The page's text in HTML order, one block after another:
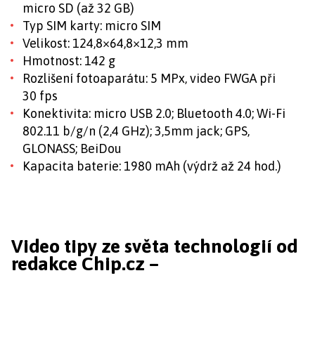
micro SD (až 32 GB)
Typ SIM karty: micro SIM
Velikost: 124,8×64,8×12,3 mm
Hmotnost: 142 g
Rozlišení fotoaparátu: 5 MPx, video FWGA při
30 fps
Konektivita: micro USB 2.0; Bluetooth 4.0; Wi-Fi
802.11 b/g/n (2,4 GHz); 3,5mm jack; GPS,
GLONASS; BeiDou
Kapacita baterie: 1980 mAh (výdrž až 24 hod.)
Video tipy ze světa technologií od
redakce Chip.cz –